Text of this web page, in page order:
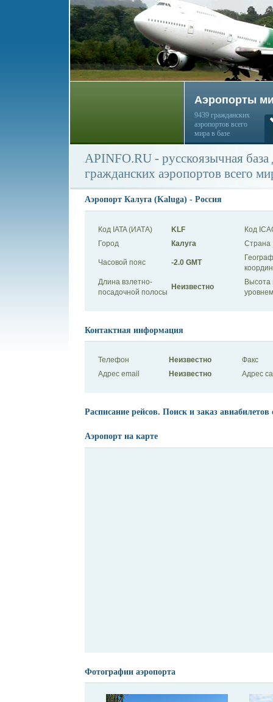
Аэропорты
9439 гражданских
аэропортов всего
мира в базе
APINFO.RU - русскоязычная
гражданских аэропортов всего
Аэропорт Калуга (Kaluga) - Россия
Код IATA (ИАТА) KLF
Код
Город
Калуга Страна
Часовой пояс -2.0 GMT
Длина взлетно-
посадочной полосы
Неизвестно
Высота
Контактная информация
Телефон Неизвестно
Факс
Адрес email
Неизвестно Адрес
Расписание рейсов. Поиск и заказ авиабилетов
Аэропорт на карте
Фотографии аэропорта